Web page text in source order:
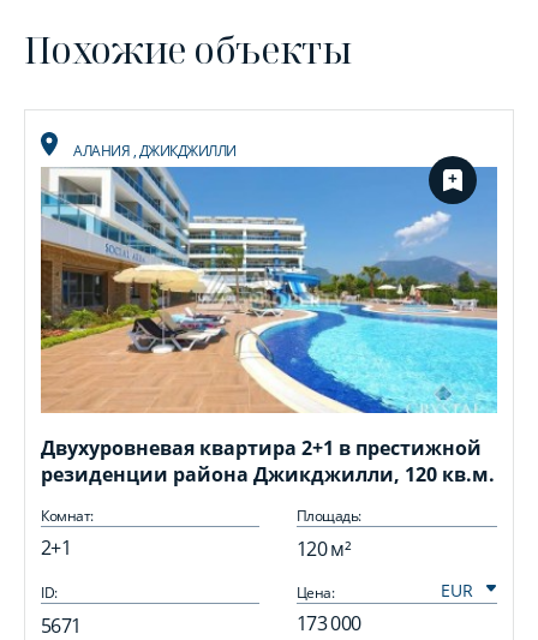
Похожие объекты
АЛАНИЯ,ДЖИКДЖИЛЛИ
Двухуровневая квартира 2+1 в престижной
резиденции района Джикджилли, 120 кв.м.
Комнат:
2+1
Площадь:
120 м²
ID:
5671
Цена:
173 000